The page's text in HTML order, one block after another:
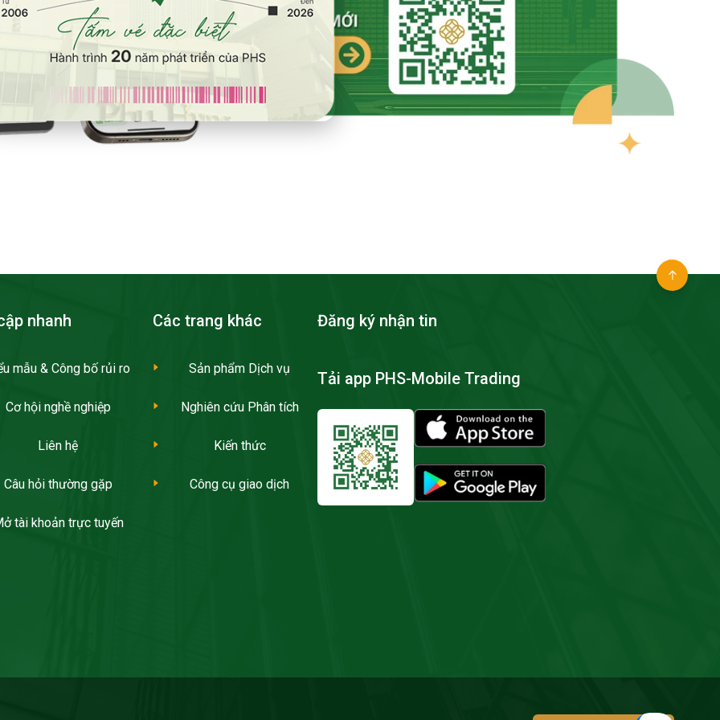
nhanh
mẫu & Công bố rủi ro
Cơ hội nghề nghiệp
Liên hệ
Câu hỏi thường gặp
tài khoản trực tuyến
Các trang khác
Sản phẩm Dịch vụ
Nghiên cứu Phân tích
Kiến thức
Công cụ giao dịch
Đăng ký nhận tin
Tải app PHS-Mobile Trading